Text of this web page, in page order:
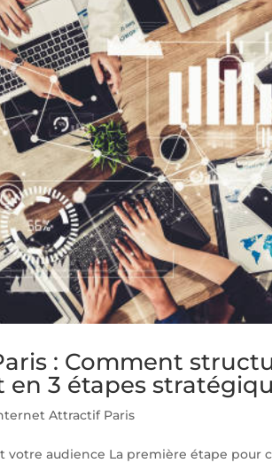
: Comment
3 étapes
Attractif Paris
votre audience La première étape pour